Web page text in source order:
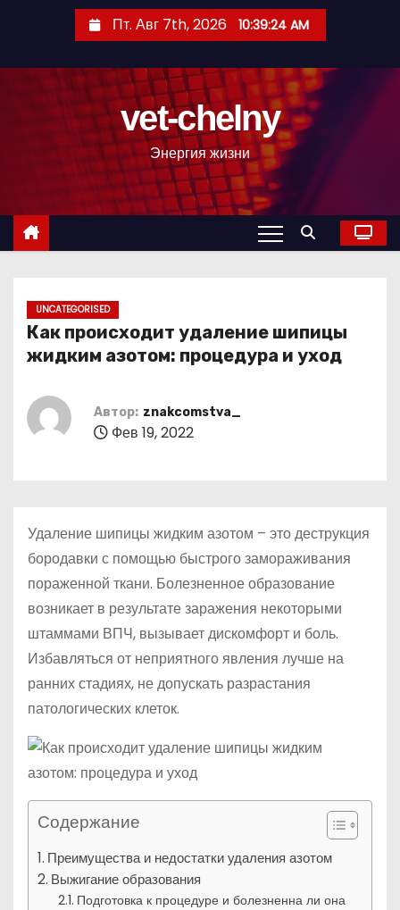
с
Пт. Авг 7th, 2026 10:39:25 AM
vet-chelny
Энергия жизни
UNCATEGORISED
Как происходит удаление шипицы
жидким азотом: процедура и уход
Автор: znakcomstva_
Фев 19, 2022
Удаление шипицы жидким азотом – это деструкция
бородавки с помощью быстрого замораживания
пораженной ткани. Болезненное образование
возникает в результате заражения некоторыми
штаммами ВПЧ, вызывает дискомфорт и боль.
Избавляться от неприятного явления лучше на
ранних стадиях, не допускать разрастания
патологических клеток.
Содержание
Преимущества и недостатки удаления азотом
Выжигание образования
Подготовка к процедуре и болезненна ли она